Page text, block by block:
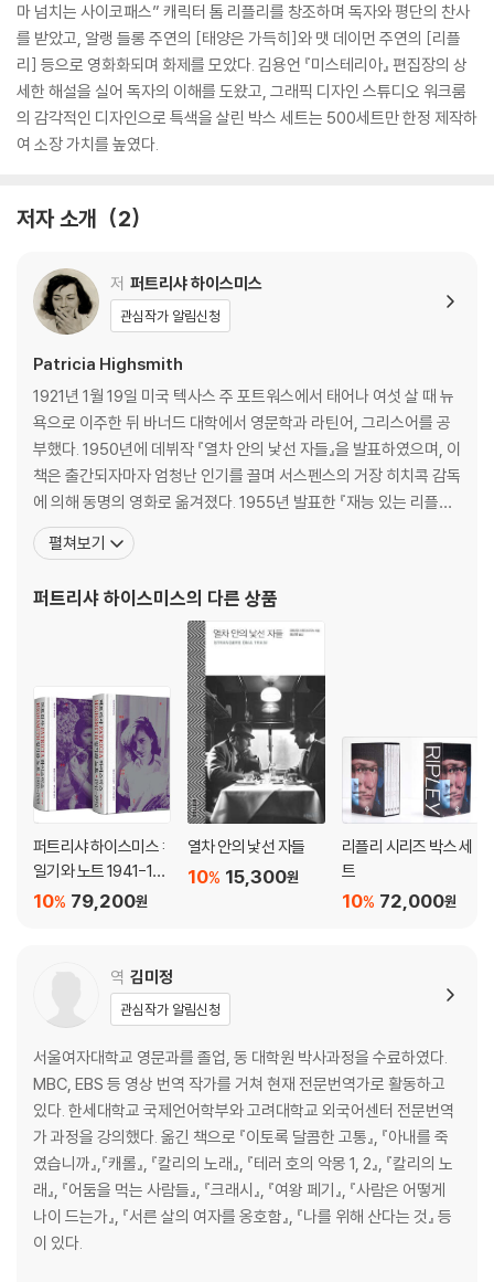
마 넘치는 사이코패스” 캐릭터 톰 리플리를 창조하며 독자와 평단의 찬사
를 받았고, 알랭 들롱 주연의 [태양은 가득히]와 맷 데이먼 주연의 [리플
리] 등으로 영화화되며 화제를 모았다. 김용언 『미스테리아』 편집장의 상
세한 해설을 실어 독자의 이해를 도왔고, 그래픽 디자인 스튜디오 워크룸
의 감각적인 디자인으로 특색을 살린 박스 세트는 500세트만 한정 제작하
여 소장 가치를 높였다.
저자 소개 2
저 퍼트리샤 하이스미스
관심작가 알림신청
Patricia Highsmith
1921년 1월 19일 미국 텍사스 주 포트워스에서 태어나 여섯 살 때 뉴
욕으로 이주한 뒤 바너드 대학에서 영문학과 라틴어, 그리스어를 공
부했다. 1950년에 데뷔작 『열차 안의 낯선 자들』을 발표하였으며, 이
책은 출간되자마자 엄청난 인기를 끌며 서스펜스의 거장 히치콕 감독
에 의해 동명의 영화로 옮겨졌다. 1955년 발표한 『재능 있는 리플리』
는 하이스미스의 이름을 가장 널리 알린 작품으로, 현대 문학사에서
가장 카리스마 넘치는 사이코패스 ‘톰 리플리’를 탄생시켰다. ‘리플리
며, [태양은 가득히], [리
펼쳐보기
퍼트리샤 하이스미스의 다른 상품
퍼트리샤 하이스미스 :
일기와 노트 1941-199
5
79,200원
10%
열차 안의 낯선 자들
15,300원
10%
리플리 시리즈 박스 세
트
72,000원
10%
역 김미정
관심작가 알림신청
서울여자대학교 영문과를 졸업, 동 대학원 박사과정을 수료하였다.
MBC, EBS 등 영상 번역 작가를 거쳐 현재 전문번역가로 활동하고
있다. 한세대학교 국제언어학부와 고려대학교 외국어센터 전문번역
가 과정을 강의했다. 옮긴 책으로 『이토록 달콤한 고통』, 『아내를 죽
였습니까』,『캐롤』, 『칼리의 노래』, 『테러 호의 악몽 1, 2』, 『칼리의 노
래』, 『어둠을 먹는 사람들』, 『크래시』, 『여왕 페기』, 『사람은 어떻게
나이 드는가』, 『서른 살의 여자를 옹호함』, 『나를 위해 산다는 것』 등
이 있다.